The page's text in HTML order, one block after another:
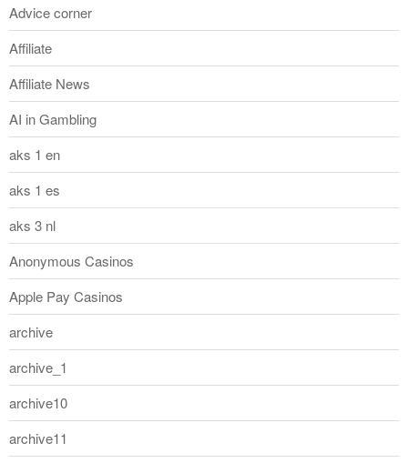
Advice corner
Affiliate
Affiliate News
AI in Gambling
aks 1 en
aks 1 es
aks 3 nl
Anonymous Casinos
Apple Pay Casinos
archive
archive_1
archive10
archive11